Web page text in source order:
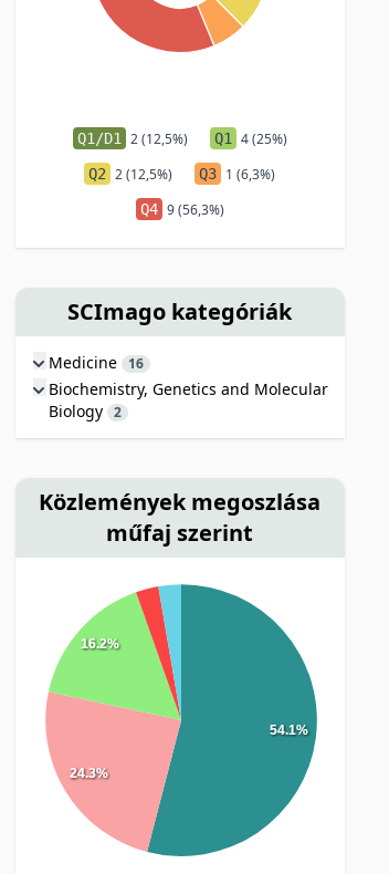
Q1/D1 2 (12,5%) Q1 4 (25%)
Q2 2 (12,5%) Q3 1 (6,3%)
Q4 9 (56,3%)
SCImago kategóriák
Medicine 16
Biochemistry, Genetics and Molecular
Biology 2
Közlemények megoszlása
műfaj szerint
54.1%
24.3%
16.2%